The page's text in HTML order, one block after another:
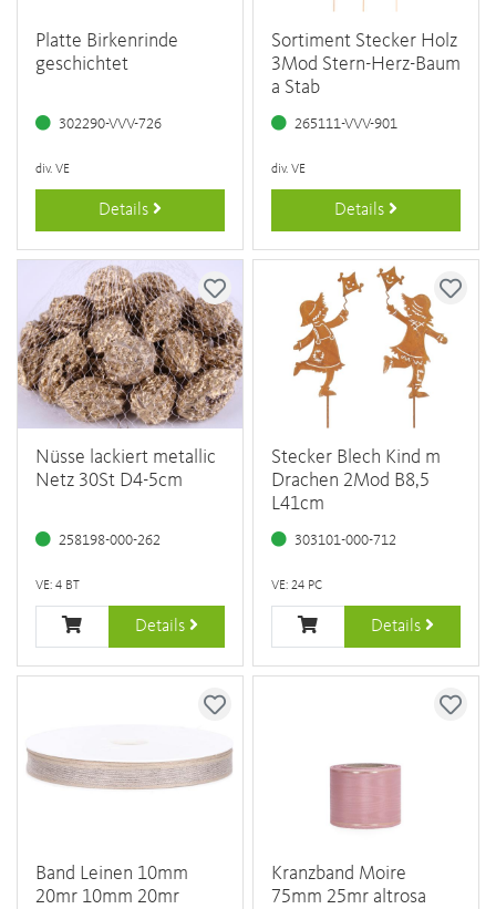
Platte Birkenrinde
geschichtet
302290-VVV-726
div. VE
Details
Sortiment Stecker Holz
3Mod Stern-Herz-Baum
a Stab
265111-VVV-901
div. VE
Details
Nüsse lackiert metallic
Netz 30St D4-5cm
258198-000-262
VE: 4 BT
Details
Stecker Blech Kind m
Drachen 2Mod B8,5
L41cm
303101-000-712
VE: 24 PC
Details
Band Leinen 10mm
20mr 10mm 20mr
Kranzband Moire
75mm 25mr altrosa